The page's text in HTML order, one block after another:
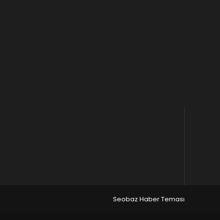
Seobaz Haber Teması